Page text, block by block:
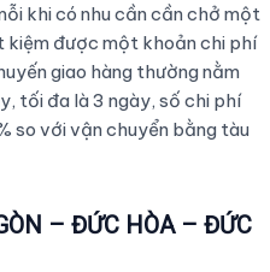
khi có nhu cần cần chở một
kiệm được một khoản chi phí
giao hàng thường nằm
tối đa là 3 ngày, số chi phí
so với vận chuyển bằng tàu
– ĐỨC HÒA – ĐỨC